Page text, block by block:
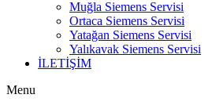
Muğla Siemens Servisi
Ortaca Siemens Servisi
Yatağan Siemens Servisi
Yalıkavak Siemens Servisi
İLETİŞİM
Menu